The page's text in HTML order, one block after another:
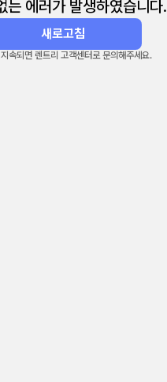
는 에러가 발생하였습니다.
새로고침
속되면 렌트리 고객센터로 문의해주세요.